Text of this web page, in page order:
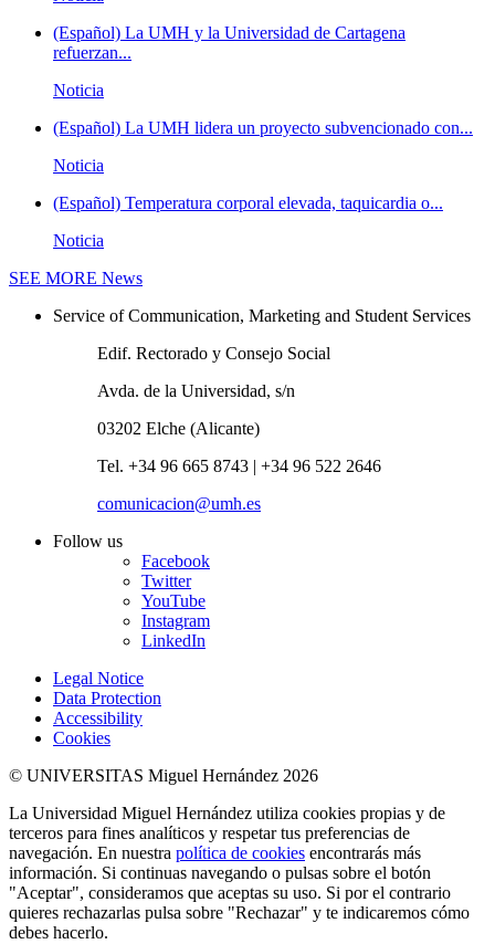
(Español) La UMH y la Universidad de Cartagena
refuerzan...
Noticia
(Español) La UMH lidera un proyecto subvencionado con...
Noticia
(Español) Temperatura corporal elevada, taquicardia o...
Noticia
SEE MORE News
Service of Communication, Marketing and Student Services
Edif. Rectorado y Consejo Social
Avda. de la Universidad, s/n
03202 Elche (Alicante)
Tel. +34 96 665 8743 | +34 96 522 2646
comunicacion@umh.es
Follow us
Facebook
Twitter
YouTube
Instagram
LinkedIn
Legal Notice
Data Protection
Accessibility
Cookies
© UNIVERSITAS Miguel Hernández 2026
La Universidad Miguel Hernández utiliza cookies propias y de
terceros para fines analíticos y respetar tus preferencias de
navegación. En nuestra política de cookies encontrarás más
información. Si continuas navegando o pulsas sobre el botón
"Aceptar", consideramos que aceptas su uso. Si por el contrario
quieres rechazarlas pulsa sobre "Rechazar" y te indicaremos cómo
debes hacerlo.